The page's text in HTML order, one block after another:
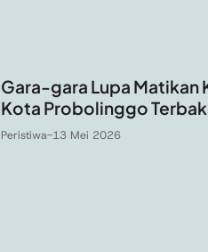
Gara-gara Lupa Matikan
Kota Probolinggo
Peristiwa-13 Mei 2026